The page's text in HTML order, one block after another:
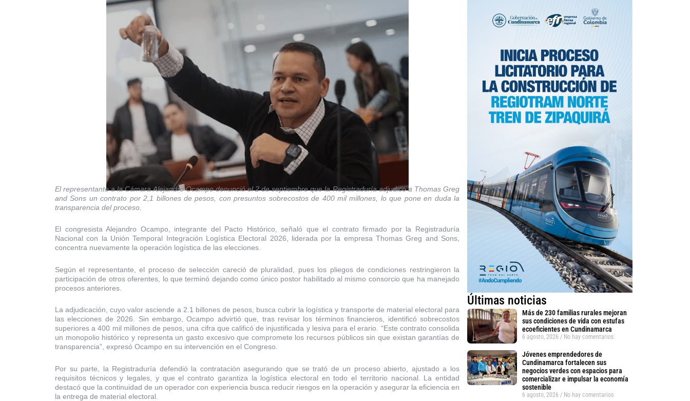
El representante a la Cámara Alejandro Ocampo denunció el 2 de septiembre que la Registraduría adjudicó a Thomas Greg
and Sons un contrato por 2,1 billones de pesos, con presuntos sobrecostos de 400 mil millones, lo que pone en duda la
transparencia del proceso.
El congresista Alejandro Ocampo, integrante del Pacto Histórico, señaló que el contrato firmado por la Registraduría
Nacional con la Unión Temporal Integración Logística Electoral 2026, liderada por la empresa Thomas Greg and Sons,
concentra nuevamente la operación logística de las elecciones.
Según el representante, el proceso de selección careció de pluralidad, pues los pliegos de condiciones restringieron la
participación de otros oferentes, lo que terminó dejando como único postor habilitado al mismo consorcio que ha manejado
procesos anteriores.
La adjudicación, cuyo valor asciende a 2.1 billones de pesos, busca cubrir la logística y transporte de material electoral para
las elecciones de 2026. Sin embargo, Ocampo advirtió que, tras revisar los términos financieros, identificó sobrecostos
superiores a 400 mil millones de pesos, una cifra que calificó de injustificada y lesiva para el erario. “Este contrato consolida
un monopolio histórico y representa un gasto excesivo que compromete los recursos públicos sin que existan garantías de
transparencia”, expresó Ocampo en su intervención en el Congreso.
Por su parte, la Registraduría defendió la contratación asegurando que se trató de un proceso abierto, ajustado a los
requisitos técnicos y legales, y que el contrato garantiza la logística electoral en todo el territorio nacional. La entidad
destacó que la continuidad de un operador con experiencia busca reducir riesgos en la operación y asegurar la eficiencia en
la entrega de material electoral.
Últimas noticias
Más de 230 familias rurales mejoran
sus condiciones de vida con estufas
ecoeficientes en Cundinamarca
6 agosto, 2026 No hay comentarios
Jóvenes emprendedores de
Cundinamarca fortalecen sus
negocios verdes con espacios para
comercializar e impulsar la economía
sostenible
6 agosto, 2026 No hay comentarios